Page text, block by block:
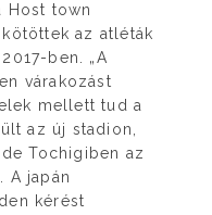
Host town
az atléták
ben. „A
várakozást
mellett tud a
az új stadion,
Tochigiben az
A japán
kérést